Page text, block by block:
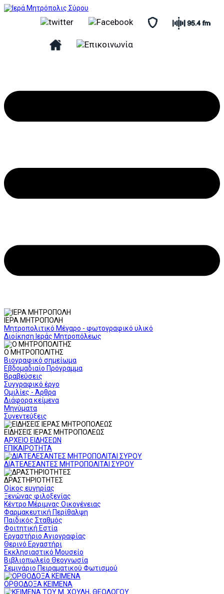
ΙΕΡΑ ΜΗΤΡΟΠΟΛΗ
Μητροπολιτικό Μέγαρο - φωτογραφικό υλικό
Διοίκηση Ιεράς Μητροπόλεως
Ο ΜΗΤΡΟΠΟΛΙΤΗΣ
Βιογραφικό σημείωμα
Εβδομαδιαίο Πρόγραμμα
Βραβεύσεις
Συγγραφικό έργο
Ομιλίες - Άρθρα
Διάφορα κείμενα
Μηνύματα
Συνεντεύξεις
ΕΙΔΗΣΕΙΣ ΙΕΡΑΣ ΜΗΤΡΟΠΟΛΕΩΣ
ΑΡΧΕΙΟ ΕΙΔΗΣΕΩΝ
ΕΠΙΚΑΙΡΟΤΗΤΑ
ΔΙΑΤΕΛΕΣΑΝΤΕΣ ΜΗΤΡΟΠΟΛΙΤΑΙ ΣΥΡΟΥ
ΔΡΑΣΤΗΡΙΟΤΗΤΕΣ
Οίκος ευγηρίας
Ξενώνας φιλοξενίας
Κέντρο Μέριμνας Οικογένειας
Φαρμακευτική Περίθαλψη
Παιδικός Σταθμός
Φοιτητική Εστία
Εργαστήριο Αγιογραφίας
Θερινό Εργαστήρι
Εκκλησιαστικό Μουσείο
Βιβλιοπωλείο Θεογνωσία
Σεμινάριο Πειραματικού Φωτισμού
ΟΡΘΟΔΟΞΑ ΚΕΙΜΕΝΑ